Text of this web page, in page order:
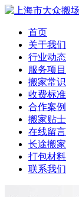
首页
关于我们
行业动态
服务项目
搬家常识
收费标准
合作案例
搬家贴士
在线留言
长途搬家
打包材料
联系我们